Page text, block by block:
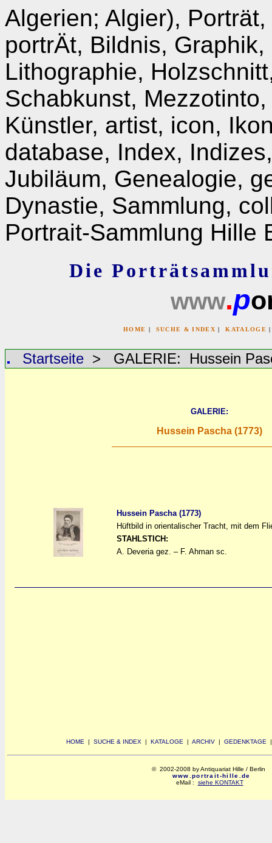
Algerien; Algier),
portrÄt, Bildnis,
Lithographie,
Schabkunst,
Künstler, artist, icon,
database, Index,
Jubiläum, Genealogie,
Dynastie, Sammlung,
Portrait-Sammlung Hille
Die
www.p
HOME | SUCHE & INDEX |KATALOGE
Startseite > GALERIE: Hussein
GALERIE:
Hussein Pascha (1773)
Hussein Pascha (1773)
Hüftbild in orientalischer Tracht, mit dem
STAHLSTICH:
A. Deveria gez. – F. Ahman sc.
HOME | SUCHE & INDEX | KATALOGE | ARCHIV | GEDENKTAGE
© 2002-2008 by Antiquariat Hille / Berlin
www.portrait-hille.de
eMail : siehe KONTAKT